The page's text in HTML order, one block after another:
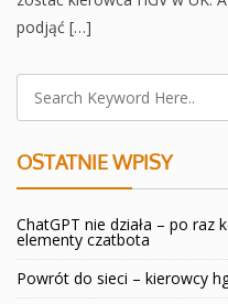
podjąć […]
OSTATNIE WPISY
ChatGPT nie działa – po raz
elementy czatbota
Powrót do sieci – kierowcy